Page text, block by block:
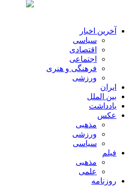
آخرین اخبار
سیاسی
اقتصادی
اجتماعی
فرهنگی و هنری
ورزشی
ایران
بین الملل
یادداشت
عکس
مذهبی
ورزشی
سیاسی
فیلم
مذهبی
علمی
روزنامه